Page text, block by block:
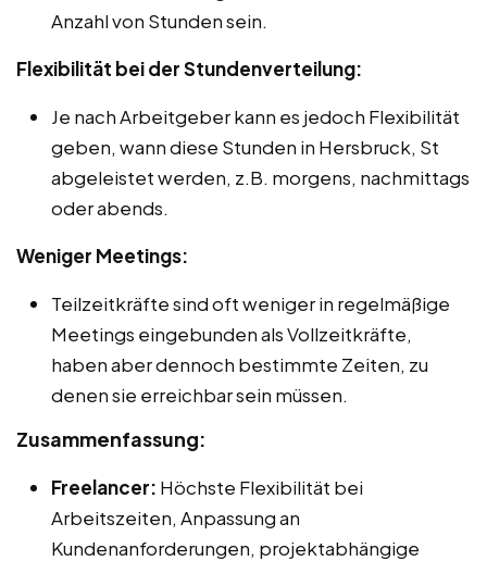
Anzahl von Stunden sein.
Flexibilität bei der Stundenverteilung:
Je nach Arbeitgeber kann es jedoch Flexibilität
geben, wann diese Stunden in Hersbruck, St
abgeleistet werden, z.B. morgens, nachmittags
oder abends.
Weniger Meetings:
Teilzeitkräfte sind oft weniger in regelmäßige
Meetings eingebunden als Vollzeitkräfte,
haben aber dennoch bestimmte Zeiten, zu
denen sie erreichbar sein müssen.
Zusammenfassung:
Freelancer: Höchste Flexibilität bei
Arbeitszeiten, Anpassung an
Kundenanforderungen, projektabhängige